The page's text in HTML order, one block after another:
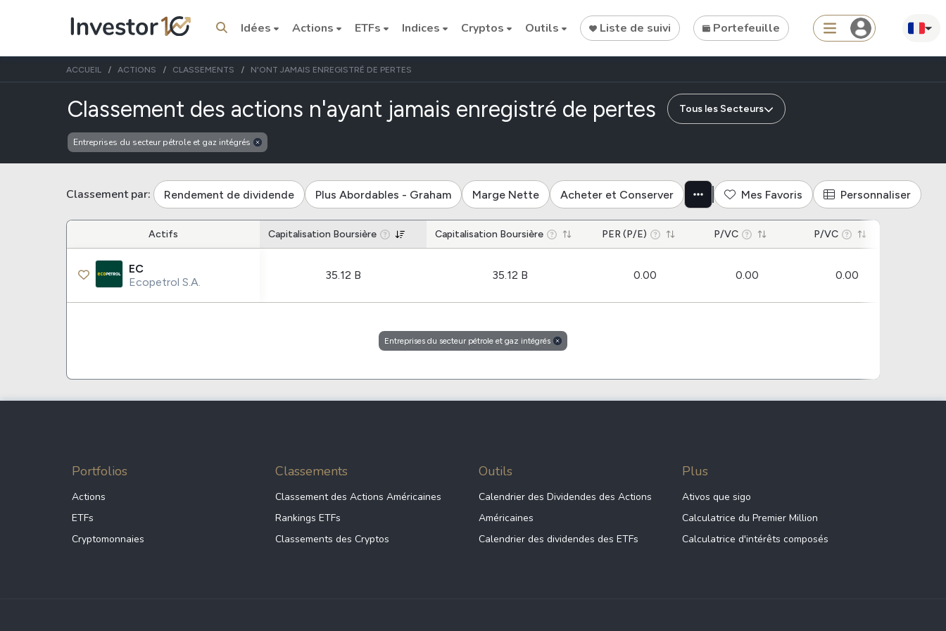
Idées Actions ETFs Indices Cryptos Outils Liste de suivi Portefeuille
Sujets tendance
Stocks
Google
ETFs
IVV
Cryptocurrencies
Ethereum
Dogecoin
See all
Tools
Stock Rankings
Crypto Rankings
ACCUEIL ACTIONS CLASSEMENTS N'ONT JAMAIS ENREGISTRÉ DE PERTES
Classement des actions n'ayant jamais enregistré de pertes de entreprises du secteur
Tous les Secteurs
Entreprises du secteur pétrole et gaz intégrés
Classement par: Rendement de dividende Plus Abordables - Graham Marge Nette Acheter et Conserver Mes Favoris Personnaliser
Actifs Capitalisation Boursière Capitalisation Boursière PER (P/E) P/VC P/VC
EC
Ecopetrol S.A.
35.12 B 35.12 B 0.00 0.00 0.00
Entreprises du secteur pétrole et gaz intégrés
Portfolios
Actions
ETFs
Cryptomonnaies
Classements
Classement des Actions Américaines
Rankings ETFs
Classements des Cryptos
Outils
Calendrier des Dividendes des Actions
Américaines
Calendrier des dividendes des ETFs
Plus
Ativos que sigo
Calculatrice du Premier Million
Calculatrice d'intérêts composés